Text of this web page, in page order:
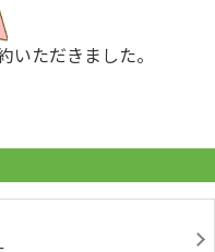
ただきました。